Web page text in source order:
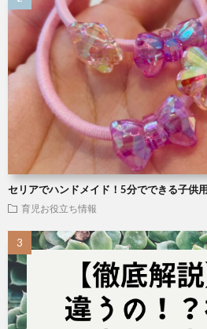
セリアでハンドメイド！5分でできる子供
育児お役立ち情報